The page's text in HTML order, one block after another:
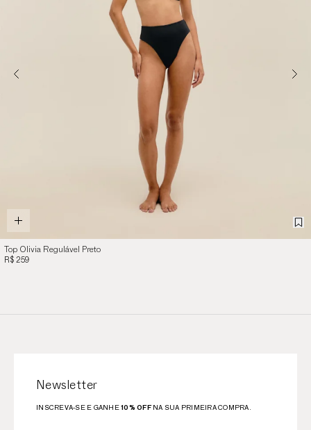
Top Olivia Regulável Preto
R$ 259
Newsletter
INSCREVA-SE E GANHE10% OFFNA SUA PRIMEIRA COMPRA.